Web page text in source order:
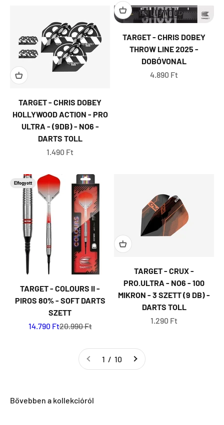
TARGET - CHRIS DOBEY
HOLLYWOOD ACTION - PRO
ULTRA - (9DB) - NO6 -
DARTS TOLL
Eladási ár
1.490 Ft
TARGET - CHRIS DOBEY
THROW LINE 2025 -
DOBÓVONAL
Eladási ár
4.890 Ft
Elfogyott
TARGET - COLOURS II -
PIROS 80% - SOFT DARTS
SZETT
Eladási ár
14.790 FtNormál ár
20.990 Ft
TARGET - CRUX -
PRO.ULTRA - NO6 - 100
MIKRON - 3 SZETT (9 DB) -
DARTS TOLL
Eladási ár
1.290 Ft
1 / 10
Bővebben a kollekcióról